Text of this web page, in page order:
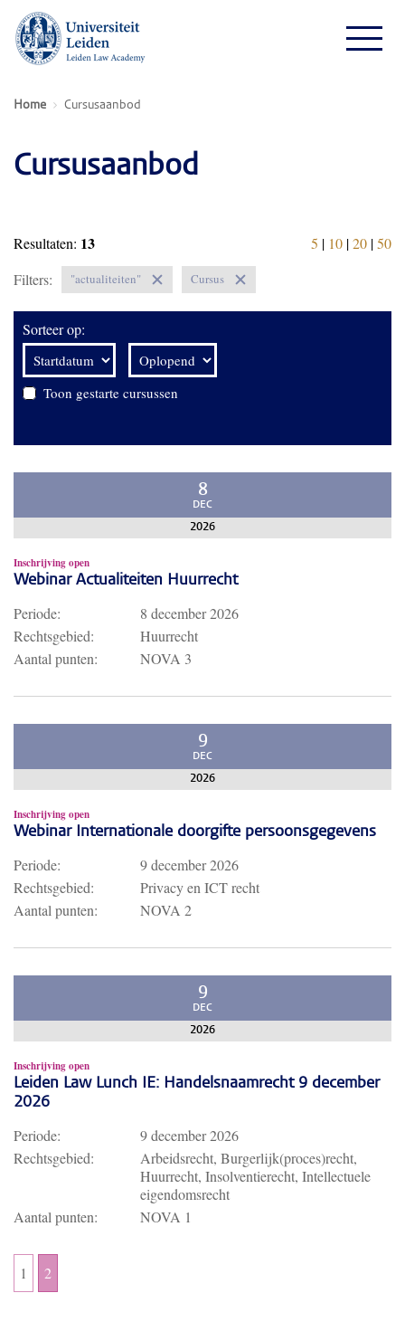
Home Cursusaanbod
Cursusaanbod
Resultaten: 13 5 | 10 |20 |50
Filters:
"actualiteiten" Cursus
Sorteer op:
Toon gestarte cursussen
8
DEC
2026
Inschrijving open
Webinar Actualiteiten Huurrecht
Periode:
8 december 2026
Rechtsgebied:
Huurrecht
Aantal punten:
NOVA 3
9
DEC
2026
Inschrijving open
Webinar Internationale doorgifte persoonsgegevens
Periode:
9 december 2026
Rechtsgebied:
Privacy en ICT recht
Aantal punten:
NOVA 2
9
DEC
2026
Inschrijving open
Leiden Law Lunch IE: Handelsnaamrecht 9 december
2026
Periode:
9 december 2026
Rechtsgebied:
Arbeidsrecht, Burgerlijk(proces)recht,
Huurrecht, Insolventierecht, Intellectuele
eigendomsrecht
Aantal punten:
NOVA 1
1 2